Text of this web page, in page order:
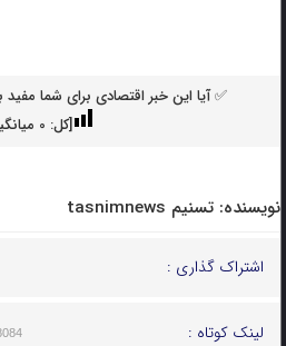
✅ آیا این خبر اقتصادی برای شما مفید
[کل: 0
نویسنده: تسنیم tasnimnews
اشتراک گذاری :
لینک کوتاه :